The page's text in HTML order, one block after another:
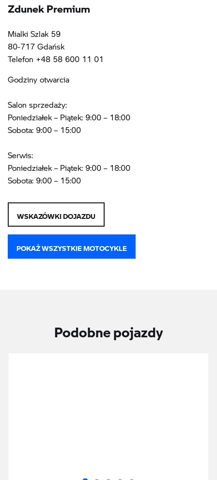
Zdunek Premium
Mialki Szlak 59
80-717 Gdańsk
Telefon +48 58 600 11 01
Godziny otwarcia
Salon sprzedaży:
Poniedziałek – Piątek: 9:00 – 18:00
Sobota: 9:00 – 15:00
Serwis:
Poniedziałek – Piątek: 9:00 – 18:00
Sobota: 9:00 – 15:00
WSKAZÓWKI DOJAZDU
POKAŻ WSZYSTKIE MOTOCYKLE
Podobne pojazdy